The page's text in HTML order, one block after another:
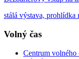
stálá výstava, prohlídka
Volný čas
Centrum volného